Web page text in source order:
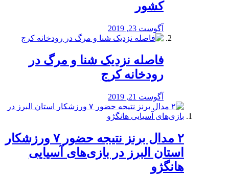
کشور
آگوست 23, 2019
️فاصله نزدیک شنا و مرگ در
رودخانه کرج
آگوست 21, 2019
۲ مدال برنز نتیجه حضور ۷ ورزشکار
استان البرز در بازی‌های آسیایی
هانگژو